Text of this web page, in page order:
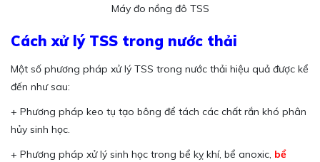
Máy đo nồng đô TSS
Cách xử lý TSS trong nước thải
Một số phương pháp xử lý TSS trong nước thải hiệu quả được kể
đến như sau:
+ Phương pháp keo tụ tạo bông để tách các chất rắn khó phân
hủy sinh học.
+ Phương pháp xử lý sinh học trong bể kỵ khí, bể anoxic, bể